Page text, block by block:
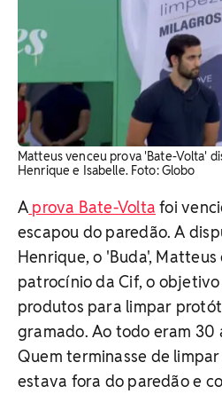
Matteus venceu prova 'Bate-Volta'
Henrique e Isabelle. Foto: Globo
A prova Bate-Volta foi
escapou do paredão. A
Henrique, o 'Buda', Matteus
patrocínio da Cif, o
produtos para limpar
gramado. Ao todo eram 30
Quem terminasse de
estava fora do paredão e